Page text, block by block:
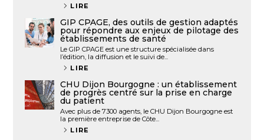
LIRE
GIP CPAGE, des outils de gestion adaptés
pour répondre aux enjeux de pilotage des
établissements de santé
Le GIP CPAGE est une structure spécialisée dans
l’édition, la diffusion et le suivi de...
LIRE
CHU Dijon Bourgogne : un établissement
de progrès centré sur la prise en charge
du patient
Avec plus de 7300 agents, le CHU Dijon Bourgogne est
la première entreprise de Côte...
LIRE